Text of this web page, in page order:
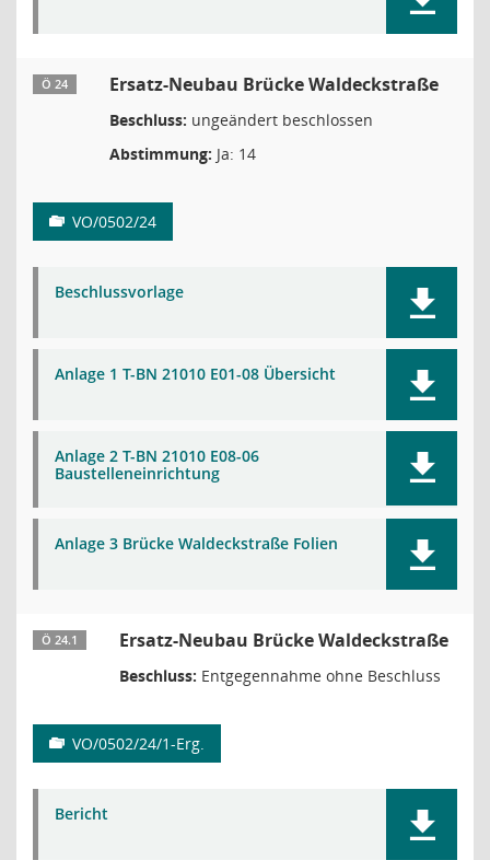
Ö 24 Ersatz-Neubau Brücke Waldeckstraße
Beschluss: ungeändert beschlossen
Abstimmung: Ja: 14
VO/0502/24
Beschlussvorlage
Anlage 1 T-BN 21010 E01-08 Übersicht
Anlage 2 T-BN 21010 E08-06
Baustelleneinrichtung
Anlage 3 Brücke Waldeckstraße Folien
Ö 24.1 Ersatz-Neubau Brücke Waldeckstraße
Beschluss: Entgegennahme ohne Beschluss
VO/0502/24/1-Erg.
Bericht